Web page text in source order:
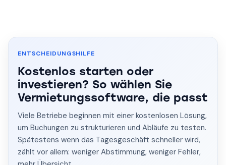
ENTSCHEIDUNGSHILFE
Kostenlos starten oder
investieren? So wählen Sie
Vermietungssoftware, die passt
Viele Betriebe beginnen mit einer kostenlosen Lösung,
um Buchungen zu strukturieren und Abläufe zu testen.
Spätestens wenn das Tagesgeschäft schneller wird,
zählt vor allem: weniger Abstimmung, weniger Fehler,